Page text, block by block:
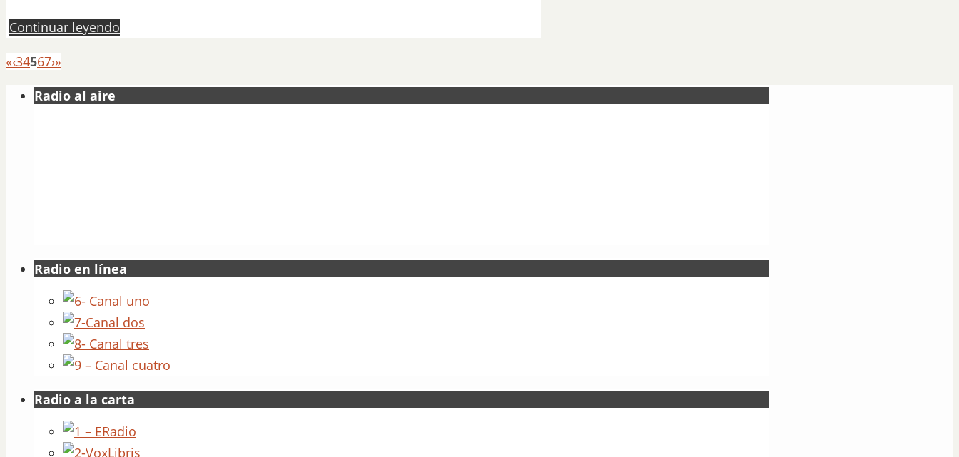
Continuar leyendo
«‹34567›»
Radio al aire
Radio en línea
Radio a la carta